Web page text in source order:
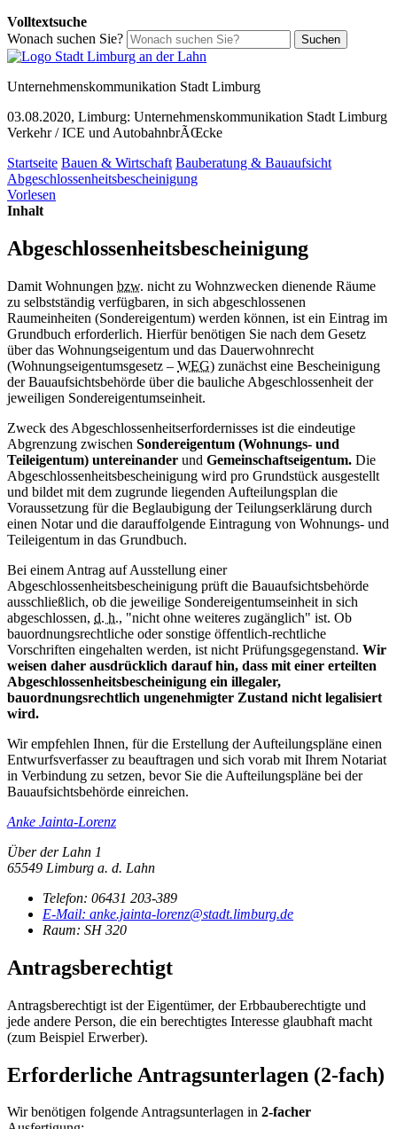
Volltextsuche
Wonach suchen Sie?
Suchen
Unternehmenskommunikation Stadt Limburg
03.08.2020, Limburg: Unternehmenskommunikation Stadt Limburg
Verkehr / ICE und AutobahnbrÃŒcke
Startseite Bauen & Wirtschaft Bauberatung & Bauaufsicht
Abgeschlossenheitsbescheinigung
Vorlesen
Inhalt
Abgeschlossenheitsbescheinigung
Damit Wohnungen bzw. nicht zu Wohnzwecken dienende Räume
zu selbstständig verfügbaren, in sich abgeschlossenen
Raumeinheiten (Sondereigentum) werden können, ist ein Eintrag im
Grundbuch erforderlich. Hierfür benötigen Sie nach dem Gesetz
über das Wohnungseigentum und das Dauerwohnrecht
(Wohnungseigentumsgesetz – WEG) zunächst eine Bescheinigung
der Bauaufsichtsbehörde über die bauliche Abgeschlossenheit der
jeweiligen Sondereigentumseinheit.
Zweck des Abgeschlossenheitserfordernisses ist die eindeutige
Abgrenzung zwischen Sondereigentum (Wohnungs- und
Teileigentum) untereinander und Gemeinschaftseigentum. Die
Abgeschlossenheitsbescheinigung wird pro Grundstück ausgestellt
und bildet mit dem zugrunde liegenden Aufteilungsplan die
Voraussetzung für die Beglaubigung der Teilungserklärung durch
einen Notar und die darauffolgende Eintragung von Wohnungs- und
Teileigentum in das Grundbuch.
Bei einem Antrag auf Ausstellung einer
Abgeschlossenheitsbescheinigung prüft die Bauaufsichtsbehörde
ausschließlich, ob die jeweilige Sondereigentumseinheit in sich
abgeschlossen, d. h., "nicht ohne weiteres zugänglich" ist. Ob
bauordnungsrechtliche oder sonstige öffentlich-rechtliche
Vorschriften eingehalten werden, ist nicht Prüfungsgegenstand. Wir
weisen daher ausdrücklich darauf hin, dass mit einer erteilten
Abgeschlossenheitsbescheinigung ein illegaler,
bauordnungsrechtlich ungenehmigter Zustand nicht legalisiert
wird.
Wir empfehlen Ihnen, für die Erstellung der Aufteilungspläne einen
Entwurfsverfasser zu beauftragen und sich vorab mit Ihrem Notariat
in Verbindung zu setzen, bevor Sie die Aufteilungspläne bei der
Bauaufsichtsbehörde einreichen.
Anke Jainta-Lorenz
Über der Lahn 1
65549 Limburg a. d. Lahn
Telefon: 06431 203-389
E-Mail: anke.jainta-lorenz@stadt.limburg.de
Raum: SH 320
Antragsberechtigt
Antragsberechtigt ist der Eigentümer, der Erbbauberechtigte und
jede andere Person, die ein berechtigtes Interesse glaubhaft macht
(zum Beispiel Erwerber).
Erforderliche Antragsunterlagen (2-fach)
Wir benötigen folgende Antragsunterlagen in 2-facher